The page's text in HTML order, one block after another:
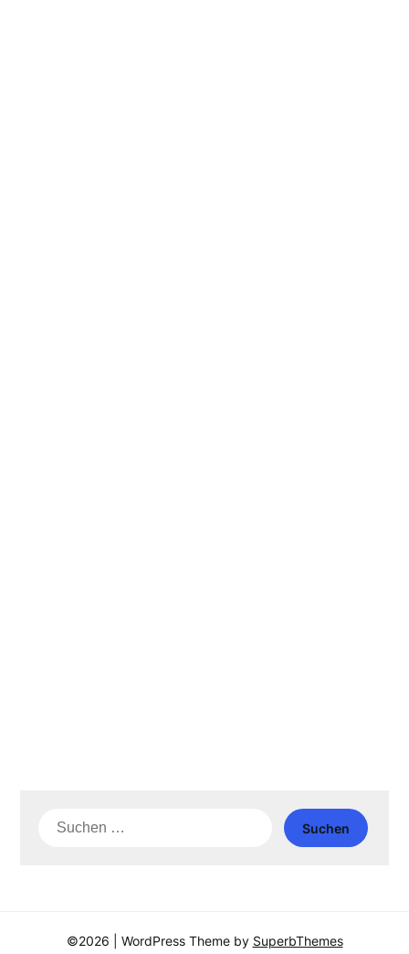
Suche
©2026 | WordPress Theme by SuperbThemes